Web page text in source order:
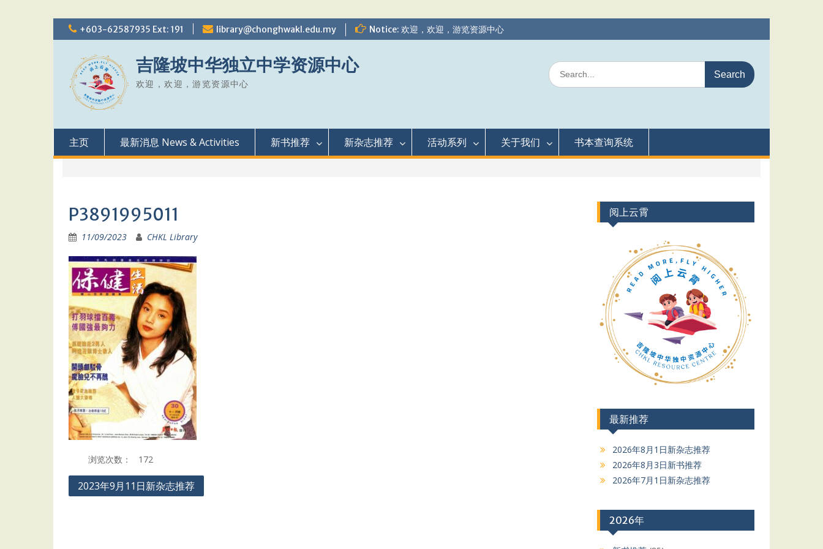
Skip
to
+603-62587935 Ext: 191 library@chonghwakl.edu.my Notice: 欢迎，欢迎，游览资源中心
吉隆坡中华独立中学资源中心
欢迎，欢迎，游览资源中心
Search
for:
主页 最新消息 News & Activities 新书推荐 新杂志推荐 活动系列 关于我们 书本查询系统
P3891995011
11/09/2023 CHKL Library
浏览次数： 172
Post
2023年9月11日新杂志推荐
阅上云霄
最新推荐
2026年8月1日新杂志推荐
2026年8月3日新书推荐
2026年7月1日新杂志推荐
2026年